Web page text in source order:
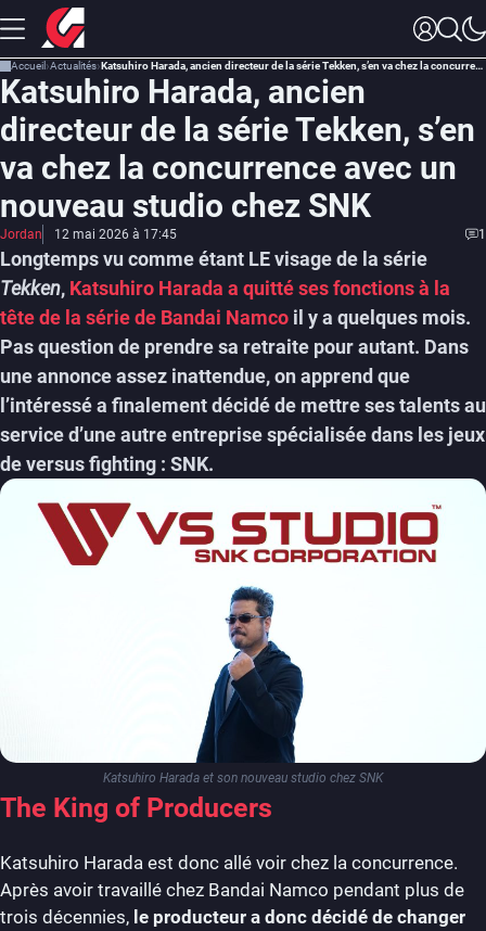
Accueil Actualités Katsuhiro Harada, ancien directeur de la série Tekken, s’en va chez la concurrence avec un nouveau studio chez SNK
Katsuhiro Harada, ancien
directeur de la série Tekken, s’en
va chez la concurrence avec un
nouveau studio chez SNK
Jordan 12 mai 2026 à 17:45 1
Longtemps vu comme étant LE visage de la série
Tekken, Katsuhiro Harada a quitté ses fonctions à la
tête de la série de Bandai Namco il y a quelques mois.
Pas question de prendre sa retraite pour autant. Dans
une annonce assez inattendue, on apprend que
l’intéressé a finalement décidé de mettre ses talents au
service d’une autre entreprise spécialisée dans les jeux
de versus fighting : SNK.
Katsuhiro Harada et son nouveau studio chez SNK
The King of Producers
Katsuhiro Harada est donc allé voir chez la concurrence.
Après avoir travaillé chez Bandai Namco pendant plus de
trois décennies, le producteur a donc décidé de changer